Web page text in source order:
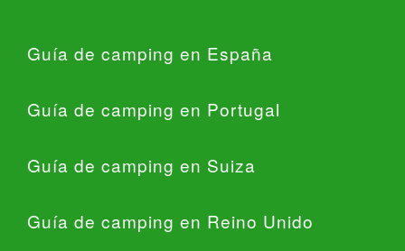
Guía de camping en España
Guía de camping en Portugal
Guía de camping en Suiza
Guía de camping en Reino Unido